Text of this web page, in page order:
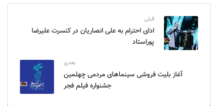
قبلی
ادای احترام به علی انصاریان در کنسرت علیرضا
پوراستاد
بعدی
آغاز بلیت فروشی سینماهای مردمی چهلمین
جشنواره فیلم‌ فجر